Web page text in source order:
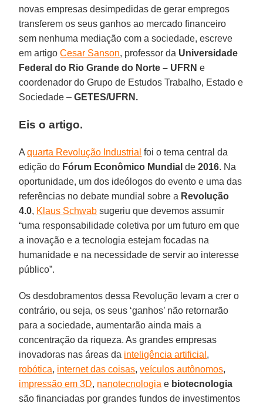
novas empresas desimpedidas de gerar empregos
transferem os seus ganhos ao mercado financeiro
sem nenhuma mediação com a sociedade, escreve
em artigoCesar Sanson, professor da Universidade
Federal do Rio Grande do Norte – UFRN e
coordenador do Grupo de Estudos Trabalho, Estado e
Sociedade –GETES/UFRN.
Eis o artigo.
Aquarta Revolução Industrial foi o tema central da
edição do Fórum Econômico Mundial de2016. Na
oportunidade, um dos ideólogos do evento e uma das
referências no debate mundial sobre a Revolução
4.0, Klaus Schwab sugeriu que devemos assumir
“uma responsabilidade coletiva por um futuro em que
a inovação e a tecnologia estejam focadas na
humanidade e na necessidade de servir ao interesse
público”.
Os desdobramentos dessa Revolução levam a crer o
contrário, ou seja, os seus ‘ganhos’ não retornarão
para a sociedade, aumentarão ainda mais a
concentração da riqueza. As grandes empresas
inovadoras nas áreas da inteligência artificial ,
robótica, internet das coisas, veículos autônomos,
impressão em 3D, nanotecnologia e biotecnologia
são financiadas por grandes fundos de investimentos